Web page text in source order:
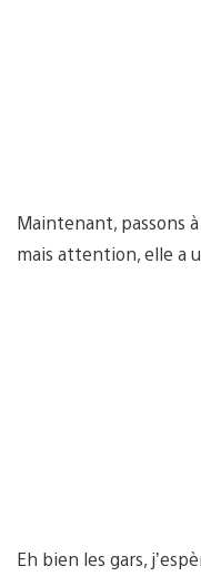
Maintenant, passons
mais attention, elle a
Eh bien les gars,